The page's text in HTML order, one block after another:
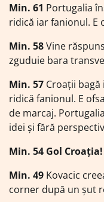
Min. 61 Portugalia
ridică iar fanionul. E
Min. 58Vine
zguduie bara
Min. 57 Croații
ridică fanionul. E
de marcaj.
idei și fără
Min. 54 Gol Croația!
Min. 49 Kovacic
corner după un șut